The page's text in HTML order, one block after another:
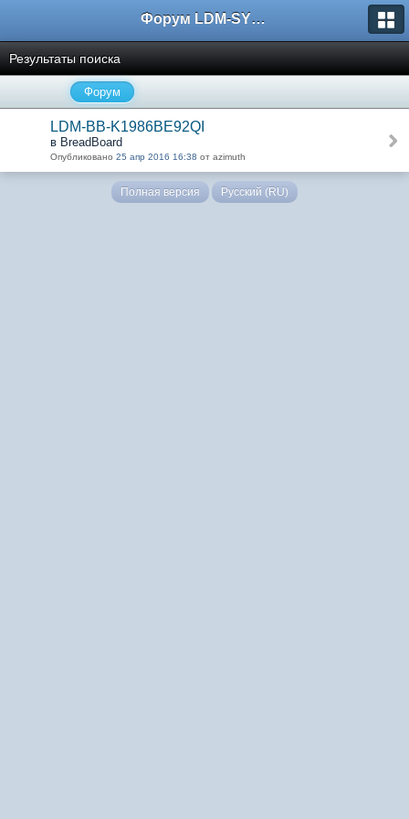
Форум LDM-SYSTEMS
Результаты поиска
Форум
LDM-BB-K1986BE92QI
в BreadBoard
Опубликовано 25 апр 2016 16:38 от azimuth
Полная версия Русский (RU)